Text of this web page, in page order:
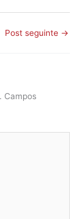
Post seguinte →
Campos